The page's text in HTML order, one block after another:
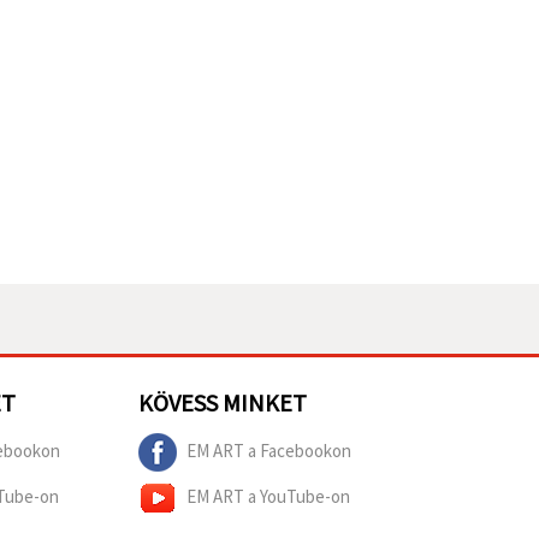
on
KÖVESS MINKET
EM ART a Facebookon
EM ART a YouTube-on